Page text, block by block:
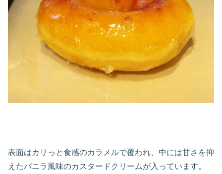
表面はカリっと食感のカラメルで覆われ、中には甘さを抑
えたバニラ風味のカスタードクリームが入っています。